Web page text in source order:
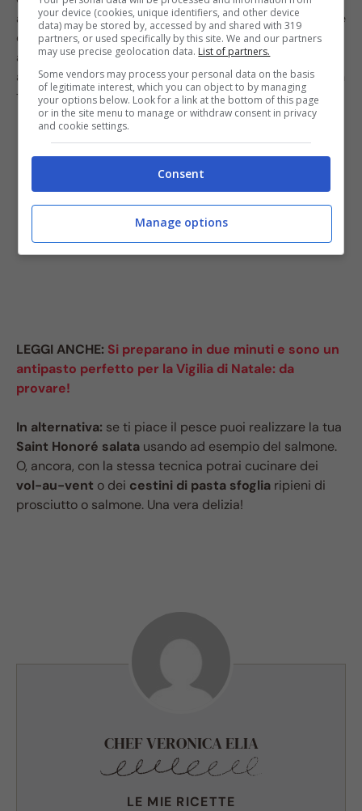
anche l’altro disco. Successivamente, ripeti l’operazione
con la farcia. Posiziona, infine, i bignè intorno allatorta
alternandoli con delle roselline di affettato. Decora
anche la superficie con dei ciuffi di formaggio e porta in
tavola.
LEGGI ANCHE: Si preparano in due minuti e sono un
antipasto perfetto per la Vigilia di Natale: da
provare!
In alternativa: se ti piace il pesce puoi realizzare la tua
Saint Honoré salata usando ad esempio del salmone.
O, ancora, con la stessa tecnica potrai cucinare dei
vol-au-vent o dei cestini di pasta sfoglia ripieni di
prosciutto o salmone. Una vera delizia!
CHEF VERONICA ELIA
LE MIE RICETTE
your device (cookies, unique identifiers, and other device
data) may be stored by, accessed by and shared with 319
partners, or used specifically by this site. We and our partners
may use precise geolocation data. List of partners.
Some vendors may process your personal data on the basis
of legitimate interest, which you can object to by managing
your options below. Look for a link at the bottom of this page
or in the site menu to manage or withdraw consent in privacy
and cookie settings.
Consent
Manage options